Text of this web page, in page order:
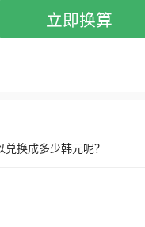
立即换算
换成多少韩元呢？